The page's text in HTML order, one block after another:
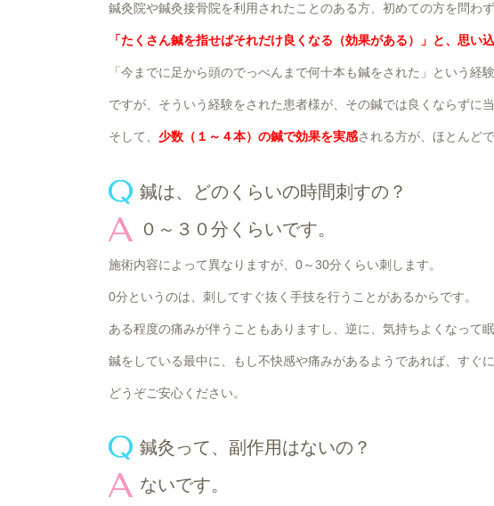
鍼灸院や鍼灸接骨院を利用されたことのある方、初めての方を問わず
「たくさん鍼を指せばそれだけ良くなる（効果がある）」と、思い
「今までに足から頭のでっぺんまで何十本も鍼をされた」という経
ですが、そういう経験をされた患者様が、その鍼では良くならずに当
そして、 少数（１～４本）の鍼で効果を実感される方が、ほとんどで
鍼は、どのくらいの時間刺すの？
０～３０分くらいです。
施術内容によって異なりますが、0～30分くらい刺します。
0分というのは、刺してすぐ抜く手技を行うことがあるからです。
ある程度の痛みが伴うこともありますし、逆に、気持ちよくなって
鍼をしている最中に、もし不快感や痛みがあるようであれば、すぐ
どうぞご安心ください。
鍼灸って、副作用はないの？
ないです。